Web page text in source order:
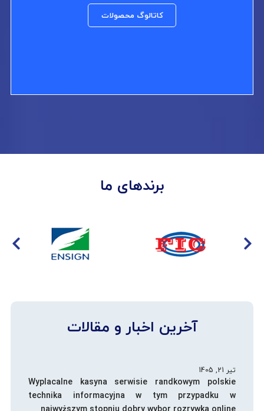
کاتالوگ محصولات
برندهای ما
آخرین اخبار و مقالات
تیر 21, 1405
Wyplacalne kasyna serwisie randkowym polskie
technika informacyjna w tym przypadku w